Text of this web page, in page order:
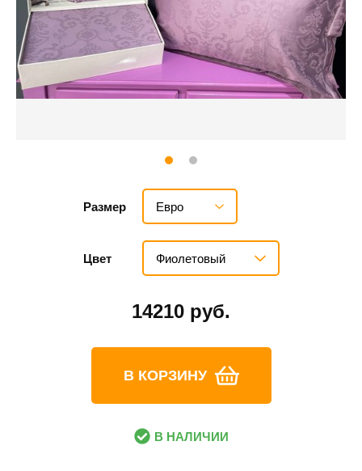
Размер Евро
Цвет Фиолетовый
14210 руб.
В КОРЗИНУ
В НАЛИЧИИ